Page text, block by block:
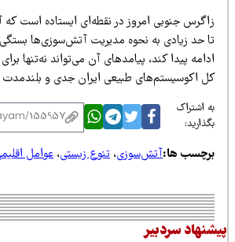
جنوبی امروز در نقطه‌ای ایستاده است که
حد زیادی به نحوه مدیریت آتش‌سوزی‌ها بستگی دارد.
پیدا کند، پیامدهای آن می‌تواند نه‌تنها برای این
اکوسیستم‌های طبیعی ایران جدی و بلندمدت باشد.
اشتراک
ها:آتش‌سوزی،تنوع زیستی،عوامل اقلیمی
سردبیر